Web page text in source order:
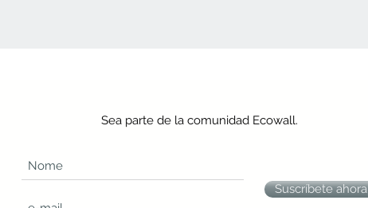
Sea parte de la comunidad Ecowall.
Suscríbete ahora